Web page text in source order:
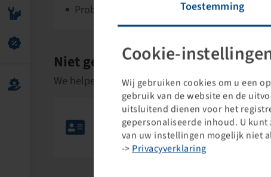
Toestemming
Cookie-
Wij gebruiken cookies om u een
gebruik van de website en de
uitsluitend dienen voor het
gepersonaliseerde inhoud. U
van uw instellingen mogelijk niet
-> Privacyverklaring
Probeer om technisch te zoeken (naast het
Niet gevonden wat u zocht?
We helpen u graag persoonlijk om het juiste
Naar de contactpagina
Neem contact op met je technisch adviseur
via ons contactformulier.